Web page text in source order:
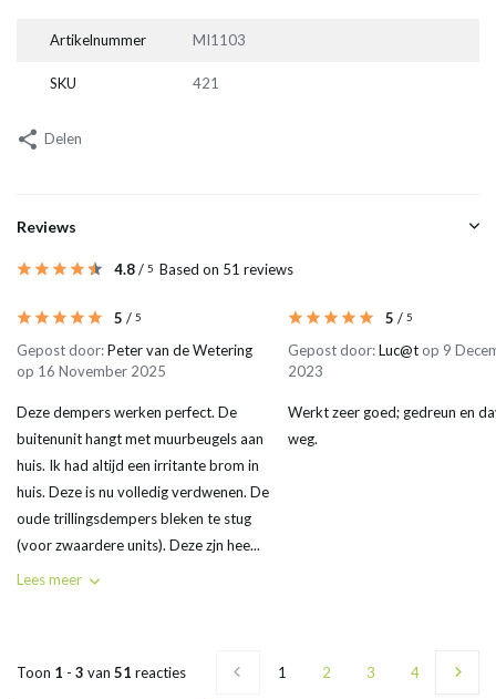
Artikelnummer MI1103
SKU 421
Delen
Reviews
4.8/ 5 Based on 51 reviews
5 / 5
Gepost door:Peter van de Wetering
op 16 November 2025
Deze dempers werken perfect. De
buitenunit hangt met muurbeugels aan
huis. Ik had altijd een irritante brom in
huis. Deze is nu volledig verdwenen. De
oude trillingsdempers bleken te stug
(voor zwaardere units). Deze zjn hee...
Lees meer
5 / 5
Gepost door:Luc@t op 9
2023
Werkt zeer goed; gedreun en
weg.
Toon 1 - 3 van 51 reacties 1 2 3 4 5